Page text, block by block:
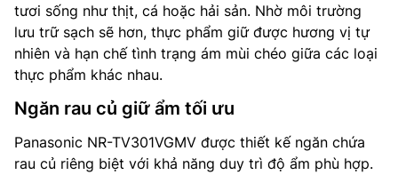
tươi sống như thịt, cá hoặc hải sản. Nhờ môi trường
lưu trữ sạch sẽ hơn, thực phẩm giữ được hương vị tự
nhiên và hạn chế tình trạng ám mùi chéo giữa các loại
thực phẩm khác nhau.
Ngăn rau củ giữ ẩm tối ưu
Panasonic NR-TV301VGMV được thiết kế ngăn chứa
rau củ riêng biệt với khả năng duy trì độ ẩm phù hợp.